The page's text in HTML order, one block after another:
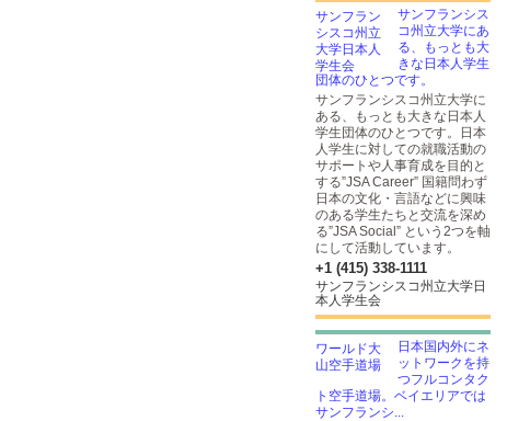
サンフランシス
コ州立大学にあ
る、もっとも大
きな日本人学生
団体のひとつです。
サンフランシスコ州立大学に
ある、もっとも大きな日本人
学生団体のひとつです。日本
人学生に対しての就職活動の
サポートや人事育成を目的と
する”JSA Career” 国籍問わず
日本の文化・言語などに興味
のある学生たちと交流を深め
る”JSA Social” という2つを軸
にして活動しています。
+1 (415) 338-1111
サンフランシスコ州立大学日
本人学生会
日本国内外にネ
ットワークを持
つフルコンタク
ト空手道場。ベイエリアでは
サンフランシ...